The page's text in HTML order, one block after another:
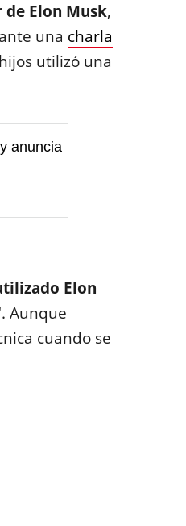
Elon Musk,
una charla
utilizó una
anuncia
Elon
. Aunque
cuando se